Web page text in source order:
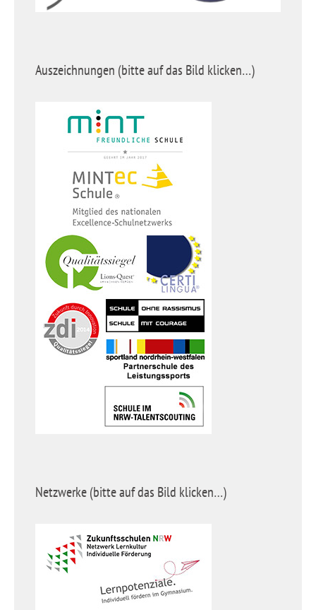
Auszeichnungen (bitte auf das Bild klicken…)
Netzwerke (bitte auf das Bild klicken…)